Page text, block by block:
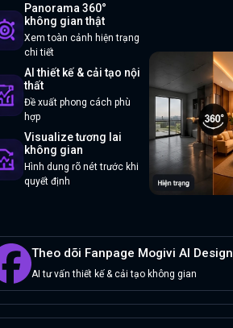
Panorama 360°
không gian thật
Xem toàn cảnh hiện trạng
chi tiết
AI thiết kế & cải tạo nội
thất
Đề xuất phong cách phù
hợp
Visualize tương lai
không gian
Hình dung rõ nét trước khi
quyết định
Theo dõi Fanpage Mogivi AI Design
AI tư vấn thiết kế & cải tạo không gian